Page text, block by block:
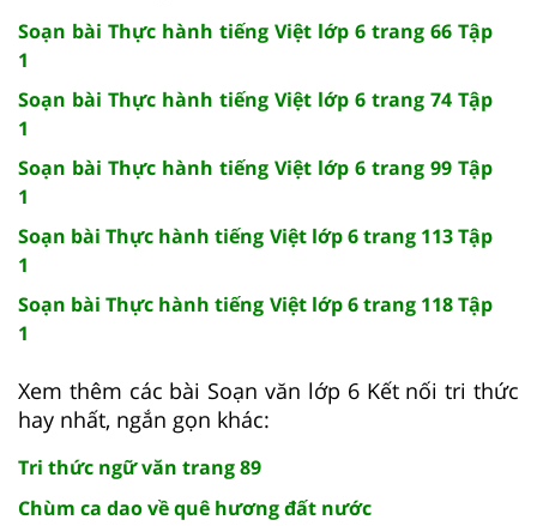
Soạn bài Thực hành tiếng Việt lớp 6 trang 66 Tập
1
Soạn bài Thực hành tiếng Việt lớp 6 trang 74 Tập
1
Soạn bài Thực hành tiếng Việt lớp 6 trang 99 Tập
1
Soạn bài Thực hành tiếng Việt lớp 6 trang 113 Tập
1
Soạn bài Thực hành tiếng Việt lớp 6 trang 118 Tập
1
Xem thêm các bài Soạn văn lớp 6 Kết nối tri thức
hay nhất, ngắn gọn khác:
Tri thức ngữ văn trang 89
Chùm ca dao về quê hương đất nước